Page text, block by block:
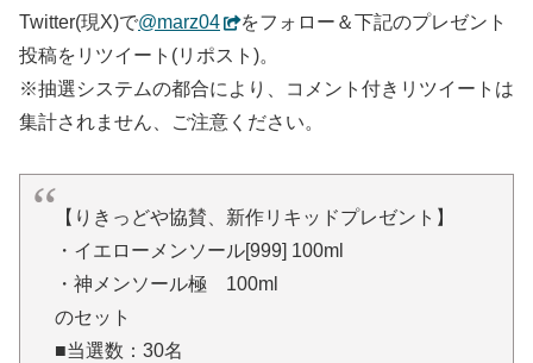
Twitter(現X)で@marz04
をフォロー＆下記のプレゼント
投稿をリツイート(リポスト)。
※抽選システムの都合により、コメント付きリツイートは
集計されません、ご注意ください。
【りきっどや協賛、新作リキッドプレゼント】
・イエローメンソール[999] 100ml
・神メンソール極 100ml
のセット
■当選数：30名